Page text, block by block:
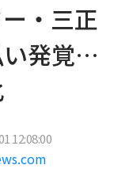
・三正
い発覚…
12:08:00